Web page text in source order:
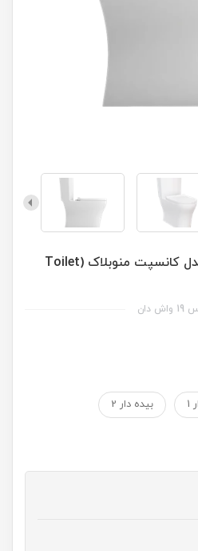
توالت فرنگی چینی کرد مدل کانسپت منوبلاک (Toilet
بیده دار 2